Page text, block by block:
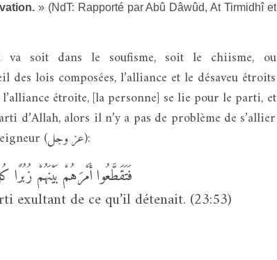
» (NdT: Rapporté par Abû Dâwûd, At Tirmidhî et
soit dans le soufisme, soit le chiisme, ou
des lois composées, l’alliance et le désaveu étroits
étroite, [la personne] se lie pour le parti, et
d’Allah, alors il n’y a pas de problème de s’allier
et se désavouer pour lui mais comme a dit notre Seigneur (عز وجل):
فَتَقَطَّعُوا أَمْرَهُمْ بَيْنَهُمْ
exultant de ce qu’il détenait. (23:53)